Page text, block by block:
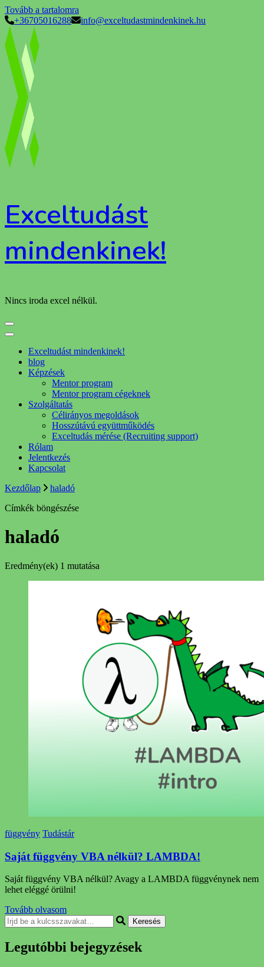
Tovább a tartalomra
+36705016288
info@exceltudastmindenkinek.hu
Exceltudást
mindenkinek!
Nincs iroda excel nélkül.
Exceltudást mindenkinek!
blog
Képzések
Mentor program
Mentor program cégeknek
Szolgáltatás
Célirányos megoldások
Hosszútávú együttműködés
Exceltudás mérése (Recruiting support)
Rólam
Jelentkezés
Kapcsolat
Kezdőlap
haladó
Címkék böngészése
haladó
Eredmény(ek) 1 mutatása
függvény Tudástár
Saját függvény VBA nélkül? LAMBDA!
Saját függvény VBA nélkül? Avagy a LAMBDA függvénynek nem
lehet eléggé örülni!
Tovább olvasom
Keresel
valamit?
Legutóbbi bejegyzések